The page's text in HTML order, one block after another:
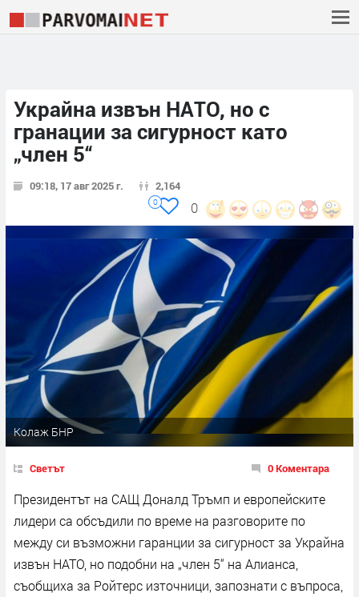
Украйна извън НАТО, но с
гранации за сигурност като
„член 5“
09:18, 17 авг 2025 г. 2,164
0
0
Колаж БНР
Светът 0 Коментара
Президентът на САЩ Доналд Тръмп и европейските
лидери са обсъдили по време на разговорите по
между си възможни гаранции за сигурност за Украйна
извън НАТО, но подобни на „член 5“ на Алианса,
съобщиха за Ройтерс източници, запознати с въпроса,